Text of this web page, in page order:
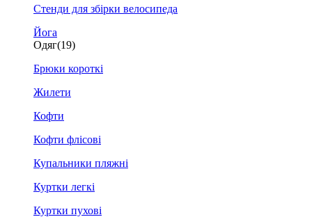
Стенди для збірки велосипеда
Йога
Одяг(19)
Брюки короткі
Жилети
Кофти
Кофти флісові
Купальники пляжні
Куртки легкі
Куртки пухові